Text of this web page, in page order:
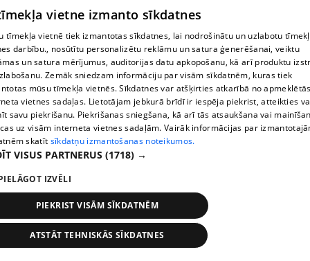
1188 play jautājumu gadījumā raksti:
info@1188.lv
reklāma:
Par mums
Privātuma politika
Sīkdatnes
Lietošanas noteikumi
Copyright SIA Helio Media 2026 . All rights reserved.
vietne izmanto sīkdatnes
tīmekļa vietnē tiek izmantotas sīkdatnes, lai nodrošinātu un uzlabotu
darbību., nosūtītu personalizētu reklāmu un satura ģenerēšanai, veiktu
un satura mērījumus, auditorijas datu apkopošanu, kā arī produktu
Zemāk sniedzam informāciju par visām sīkdatnēm, kuras tiek
mūsu tīmekļa vietnēs. Sīkdatnes var atšķirties atkarībā no
vietnes sadaļas. Lietotājam jebkurā brīdī ir iespēja piekrist, atteikties
savu piekrišanu. Piekrišanas sniegšana, kā arī tās atsaukšana vai
uz visām interneta vietnes sadaļām. Vairāk informācijas par
skatīt sīkdatņu izmantošanas noteikumos.
VISUS PARTNERUS (1718) →
IZVĒLI
PIEKRIST VISĀM SĪKDATNĒM
ATSTĀT TEHNISKĀS SĪKDATNES